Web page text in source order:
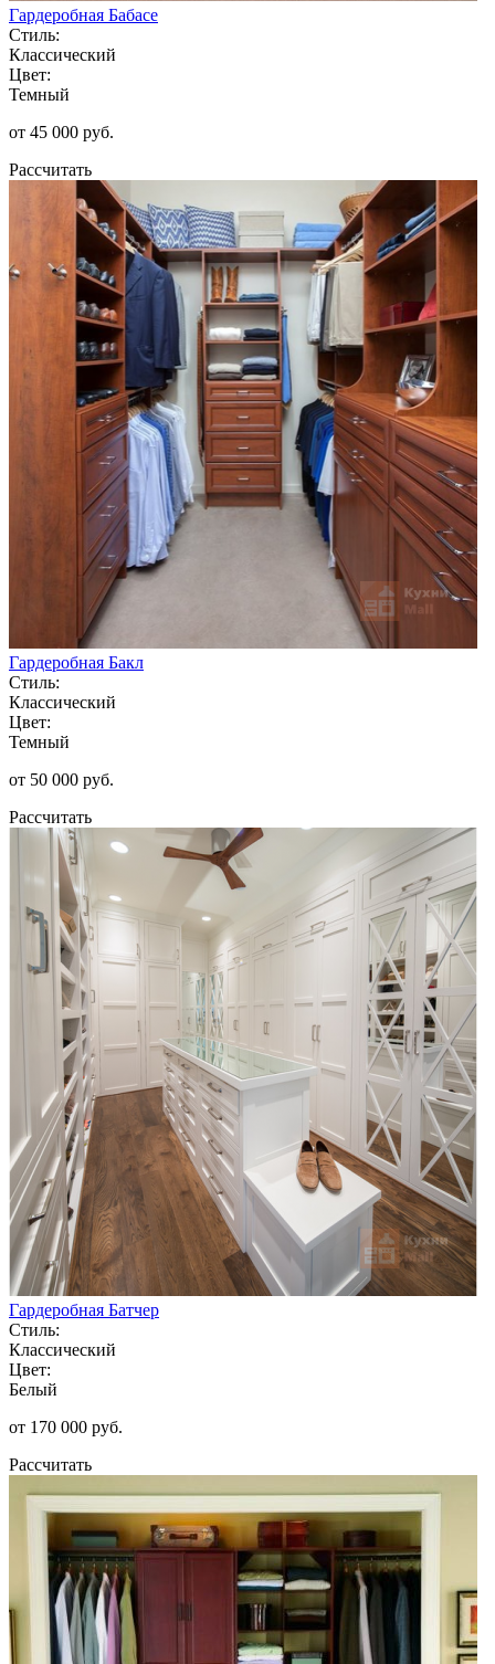
Гардеробная Бабасе
Стиль:
Классический
Цвет:
Темный
от 45 000 руб.
Рассчитать
Гардеробная Бакл
Стиль:
Классический
Цвет:
Темный
от 50 000 руб.
Рассчитать
Гардеробная Батчер
Стиль:
Классический
Цвет:
Белый
от 170 000 руб.
Рассчитать